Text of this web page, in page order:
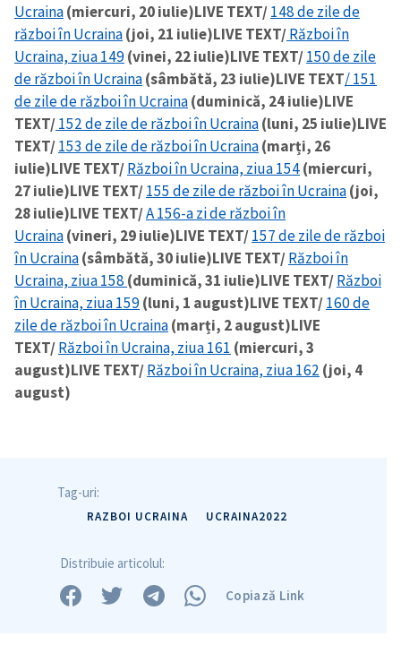
Ucraina(miercuri, 20 iulie)LIVE TEXT/148 de zile de
război în Ucraina(joi, 21 iulie)LIVE TEXT/Război în
Ucraina, ziua 149(vinei, 22 iulie)LIVE TEXT/150 de zile
de război în Ucraina(sâmbătă, 23 iulie)LIVE TEXT/ 151
de zile de război în Ucraina(duminică, 24 iulie)LIVE
TEXT/152 de zile de război în Ucraina(luni, 25 iulie)LIVE
TEXT/153 de zile de război în Ucraina(marți, 26
iulie)LIVE TEXT/Război în Ucraina, ziua 154(miercuri,
27 iulie)LIVE TEXT/155 de zile de război în Ucraina(joi,
28 iulie)LIVE TEXT/A 156-a zi de război în
Ucraina(vineri, 29 iulie)LIVE TEXT/157 de zile de război
în Ucraina(sâmbătă, 30 iulie)LIVE TEXT/Război în
Ucraina, ziua 158 (duminică, 31 iulie)LIVE TEXT/Război
în Ucraina, ziua 159(luni, 1 august)LIVE TEXT/160 de
zile de război în Ucraina(marți, 2 august)LIVE
TEXT/Război în Ucraina, ziua 161 (miercuri, 3
august)LIVE TEXT/Război în Ucraina, ziua 162 (joi, 4
august)
Tag-uri:
RAZBOI UCRAINA UCRAINA2022
Distribuie articolul:
Copiază Link